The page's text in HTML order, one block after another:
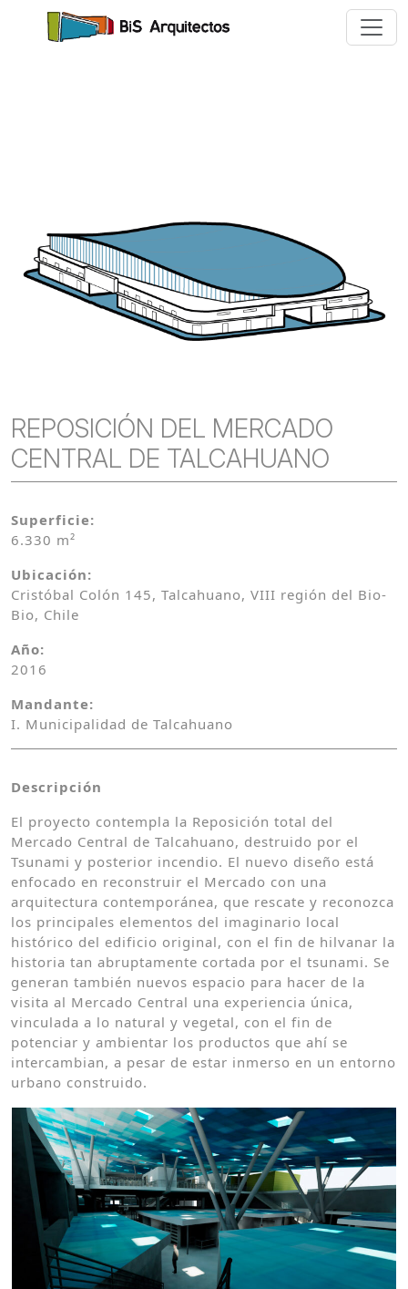
REPOSICIÓN DEL MERCADO
CENTRAL DE TALCAHUANO
Superficie:
6.330 m²
Ubicación:
Cristóbal Colón 145, Talcahuano, VIII región del Bio-
Bio, Chile
Año:
2016
Mandante:
I. Municipalidad de Talcahuano
Descripción
El proyecto contempla la Reposición total del
Mercado Central de Talcahuano, destruido por el
Tsunami y posterior incendio. El nuevo diseño está
enfocado en reconstruir el Mercado con una
arquitectura contemporánea, que rescate y reconozca
los principales elementos del imaginario local
histórico del edificio original, con el fin de hilvanar la
historia tan abruptamente cortada por el tsunami. Se
generan también nuevos espacio para hacer de la
visita al Mercado Central una experiencia única,
vinculada a lo natural y vegetal, con el fin de
potenciar y ambientar los productos que ahí se
intercambian, a pesar de estar inmerso en un entorno
urbano construido.